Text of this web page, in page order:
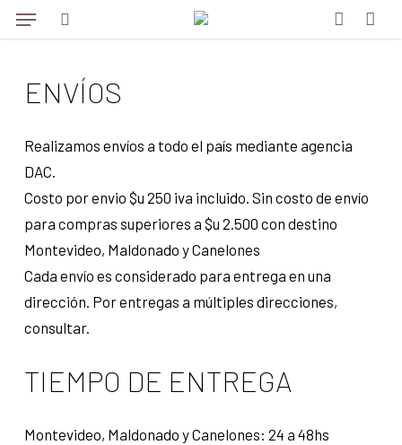
Skip
content
Menu
ENVÍOS
Realizamos envíos a todo el país mediante agencia
DAC.
Costo por envio $u 250 iva incluido. Sin costo de envío
para compras superiores a $u 2.500 con destino
Montevideo, Maldonado y Canelones
Cada envío es considerado para entrega en una
dirección. Por entregas a múltiples direcciones,
consultar.
TIEMPO DE ENTREGA
Montevideo, Maldonado y Canelones: 24 a 48hs
Menu